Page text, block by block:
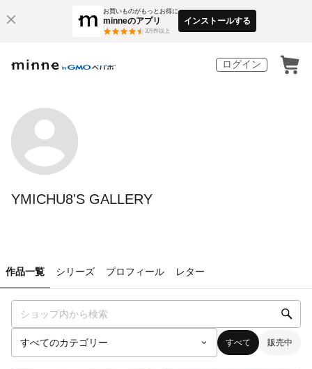
お買いものがもっとお得に
minneのアプリ
3万件以上
インストールする
ログイン
YMICHU8'S GALLERY
作品一覧 シリーズ プロフィール レター
すべて 販売中